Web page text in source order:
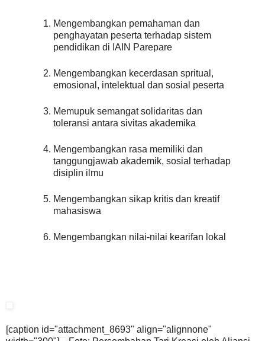
Mengembangkan pemahaman dan
penghayatan peserta terhadap sistem
pendidikan di IAIN Parepare
Mengembangkan kecerdasan spritual,
emosional, intelektual dan sosial peserta
Memupuk semangat solidaritas dan
toleransi antara sivitas akademika
Mengembangkan rasa memiliki dan
tanggungjawab akademik, sosial terhadap
disiplin ilmu
Mengembangkan sikap kritis dan kreatif
mahasiswa
Mengembangkan nilai-nilai kearifan lokal
[caption id="attachment_8693" align="alignnone"